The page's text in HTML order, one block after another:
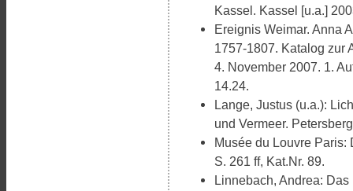
Kassel. Kassel [u.a.]
Ereignis Weimar. Anna
1757-1807. Katalog zur
4. November 2007. 1.
14.24.
Lange, Justus (u.a.):
und Vermeer.
Musée du Louvre
S. 261 ff, Kat.Nr. 89.
Linnebach, Andrea: